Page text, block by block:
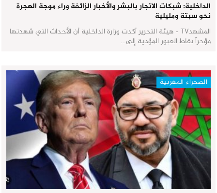
الداخلية: شبكات الاتجار بالبشر والأخبار الزائفة وراء موجة الهجرة
نحو سبتة ومليلية
المشهدTV - هيئة التحرير أكدت وزارة الداخلية أن الأحداث التي شهدتها
مؤخراً نقاط العبور المؤدية إلى…
الصحراء المغربية